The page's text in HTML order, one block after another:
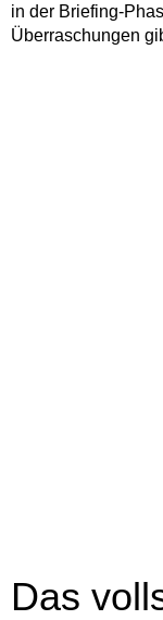
in der Briefing-
Überraschungen
Das